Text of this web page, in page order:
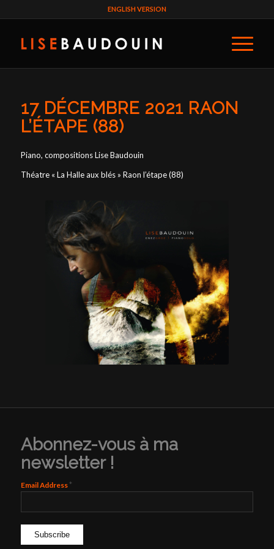
ENGLISH VERSION
17 DÉCEMBRE 2021 RAON
L’ÉTAPE (88)
Piano, compositions Lise Baudouin
Théatre « La Halle aux blés » Raon l’étape (88)
Abonnez-vous à ma
newsletter !
Email Address *